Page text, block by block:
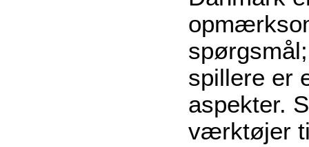
spillere er
aspekter.
værktøjer